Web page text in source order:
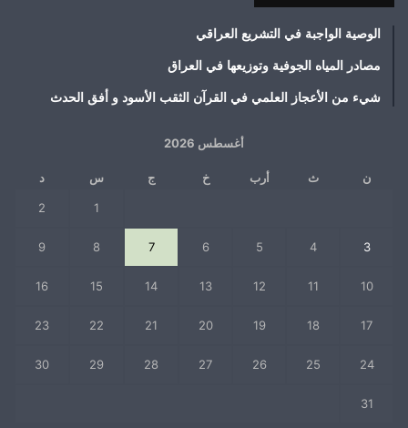
الوصية الواجبة في التشريع العراقي
مصادر المياه الجوفية وتوزيعها في العراق
شيء من الأعجاز العلمي في القرآن الثقب الأسود و أفق الحدث
أغسطس 2026
ن ث أرب خ ج س د
1
2
3
4
5
6
7
8
9
10
11
12
13
14
15
16
17
18
19
20
21
22
23
24
25
26
27
28
29
30
31